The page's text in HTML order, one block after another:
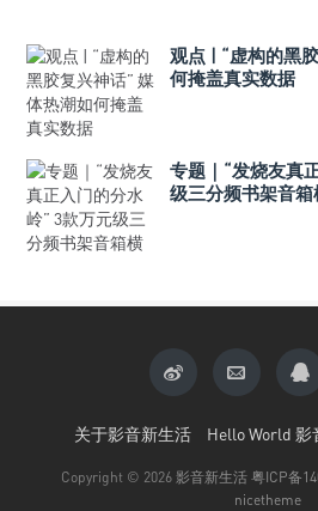
观点 | “虚构的黑
何掩盖真实数据
专题｜“发烧友真
级三分频书架音箱
关于影音新生活 Hello World
Copyright © 2026 影音新生活 粤ICP备
nicetheme